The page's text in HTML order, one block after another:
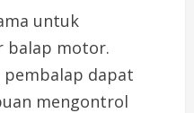
untuk
balap motor.
dapat
mengontrol